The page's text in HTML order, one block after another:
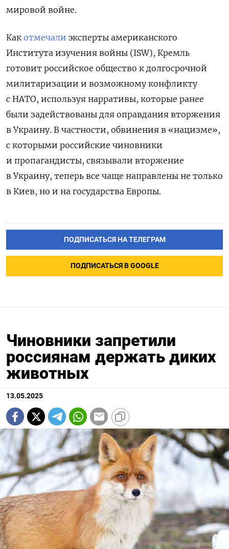
мировой войне.
Как отмечали эксперты американского
Института изучения войны (ISW), Кремль
готовит российское общество к долгосрочной
милитаризации и возможному конфликту
с НАТО, используя нарративы, которые ранее
были задействованы для оправдания вторжения
в Украину. В частности, обвинения в «нацизме»,
с которыми российские чиновники
и пропагандисты, связывали вторжение
в Украину, теперь все чаще направлены не только
в Киев, но и на государства Европы.
ПОДПИСАТЬСЯ НА ТЕЛЕГРАМ
ПОДПИСАТЬСЯ В GOOGLE
Чиновники запретили
россиянам держать диких
животных
13.05.2025